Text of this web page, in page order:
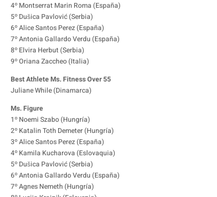
4º Montserrat Marin Roma (España)
5º Dušica Pavlović (Serbia)
6º Alice Santos Perez (España)
7º Antonia Gallardo Verdu (España)
8º Elvira Herbut (Serbia)
9º Oriana Zaccheo (Italia)
Best Athlete Ms. Fitness Over 55
Juliane While (Dinamarca)
Ms. Figure
1º Noemi Szabo (Hungría)
2º Katalin Toth Demeter (Hungría)
3º Alice Santos Perez (España)
4º Kamila Kucharova (Eslovaquia)
5º Dušica Pavlović (Serbia)
6º Antonia Gallardo Verdu (España)
7º Agnes Nemeth (Hungría)